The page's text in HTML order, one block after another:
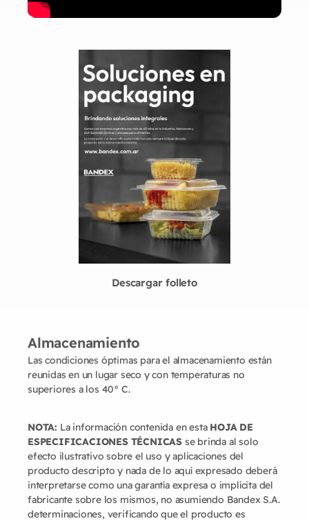
Descargar folleto
Almacenamiento
Las condiciones óptimas para el almacenamiento están
reunidas en un lugar seco y con temperaturas no
superiores a los 40° C.
NOTA: La información contenida en esta HOJA DE
ESPECIFICACIONES TÉCNICAS se brinda al solo
efecto ilustrativo sobre el uso y aplicaciones del
producto descripto y nada de lo aquí expresado deberá
interpretarse como una garantía expresa o implícita del
fabricante sobre los mismos, no asumiendo Bandex S.A.
determinaciones, verificando que el producto es